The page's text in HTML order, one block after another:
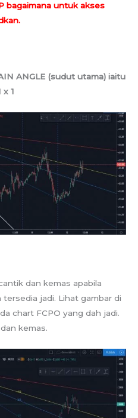
bagaimana untuk akses
ANGLE (sudut utama) iaitu
x 1
dan kemas apabila
jadi. Lihat gambar di
chart FCPO yang dah jadi.
kemas.